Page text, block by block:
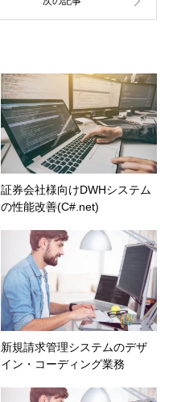
証券会社様向けDWHシステム
の性能改善(C#.net)
新規請求管理システムのデザ
イン・コーディング業務